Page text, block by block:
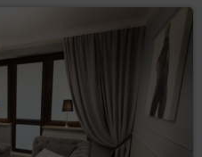
ze Serwisem
partnerów Serwisu.
wykorzystane przez sieci
sieć Google, do
do sposobu, w
korzysta ze Serwisu. W tym celu
o ścieżce nawigacji
czasie pozostawania na danej